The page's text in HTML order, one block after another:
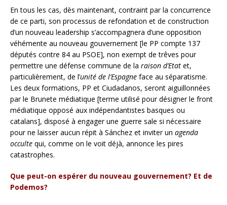
En tous les cas, dès maintenant, contraint par la concurrence
de ce parti, son processus de refondation et de construction
d’un nouveau leadership s’accompagnera d’une opposition
véhémente au nouveau gouvernement [le PP compte 137
députés contre 84 au PSOE], non exempt de trêves pour
permettre une défense commune de la raison d’Etat et,
particulièrement, de l’unité de l’Espagne face au séparatisme.
Les deux formations, PP et Ciudadanos, seront aiguillonnées
par le Brunete médiatique [terme utilisé pour désigner le front
médiatique opposé aux indépendantistes basques ou
catalans], disposé à engager une guerre sale si nécessaire
pour ne laisser aucun répit à Sánchez et inviter un agenda
occulte qui, comme on le voit déjà, annonce les pires
catastrophes.
Que peut-on espérer du nouveau gouvernement? Et de
Podemos?